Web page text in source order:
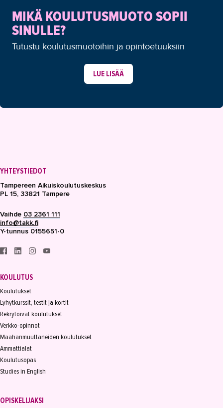
MIKÄ KOULUTUSMUOTO SOPII
SINULLE?
Tutustu koulutusmuotoihin ja opintoetuuksiin
LUE LISÄÄ
YHTEYSTIEDOT
Tampereen Aikuiskoulutuskeskus
PL 15, 33821 Tampere
Vaihde 03 2361 111
info@takk.fi
Y-tunnus 0155651-0
KOULUTUS
Koulutukset
Lyhytkurssit, testit ja kortit
Rekrytoivat koulutukset
Verkko-opinnot
Maahanmuuttaneiden koulutukset
Ammattialat
Koulutusopas
Studies in English
OPISKELIJAKSI